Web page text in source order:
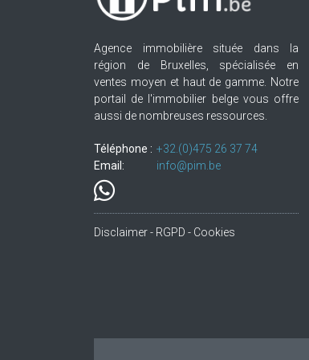
Agence immobilière située dans la
région de Bruxelles, spécialisée en
ventes moyen et haut de gamme. Notre
portail de l'immobilier belge vous offre
aussi de nombreuses ressources.
Téléphone : +32.(0)475 26 37 74
Email:
info@pim.be
Disclaimer - RGPD - Cookies